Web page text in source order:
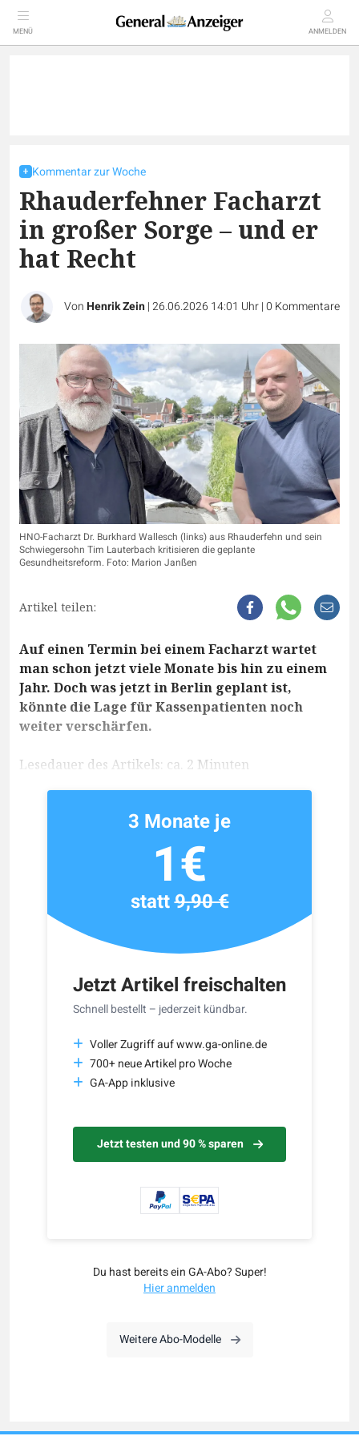
MENÜ ANMELDEN
Kommentar zur Woche
Rhauderfehner Facharzt
in großer Sorge – und er
hat Recht
VonHenrik Zein|26.06.2026 14:01 Uhr|0 Kommentare
HNO-Facharzt Dr. Burkhard Wallesch (links) aus Rhauderfehn und sein
Schwiegersohn Tim Lauterbach kritisieren die geplante
Gesundheitsreform. Foto: Marion Janßen
Artikel teilen:
Auf einen Termin bei einem Facharzt wartet
man schon jetzt viele Monate bis hin zu einem
Jahr. Doch was jetzt in Berlin geplant ist,
könnte die Lage für Kassenpatienten noch
weiter verschärfen.
Lesedauer des Artikels: ca. 2 Minuten
Jetzt Artikel freischalten
Schnell bestellt – jederzeit kündbar.
Voller Zugriff auf www.ga-online.de
700+ neue Artikel pro Woche
GA-App inklusive
Jetzt testen und 90 % sparen
3 Monate je
1€
statt9,90 €
Du hast bereits ein GA-Abo? Super!
Hier anmelden
Weitere Abo-Modelle